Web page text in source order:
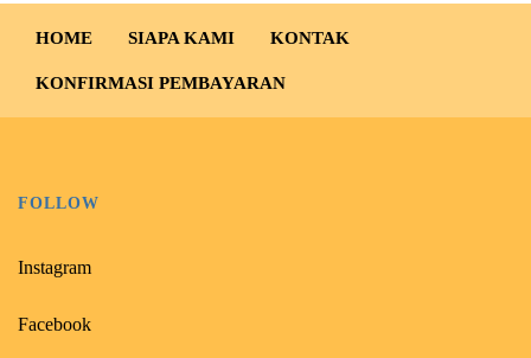
HOME SIAPA KAMI KONTAK
KONFIRMASI PEMBAYARAN
FOLLOW
Instagram
Facebook